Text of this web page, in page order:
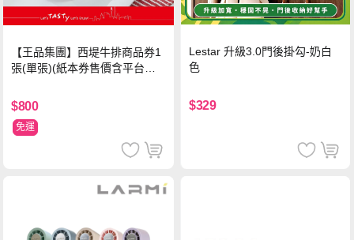
【王品集團】西堤牛排商品券1
張(單張)(紙本券售價含平台物
$800
免運
Lestar 升級3.0門後掛勾-奶白
色
$329